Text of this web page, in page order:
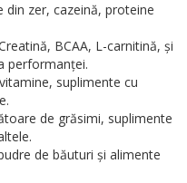
din zer, cazeină, proteine
BCAA, L-carnitină, și
performanței.
suplimente cu
de grăsimi, suplimente
de băuturi și alimente